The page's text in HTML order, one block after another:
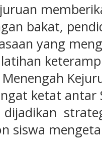
bakat,
yang
ketat
siswa